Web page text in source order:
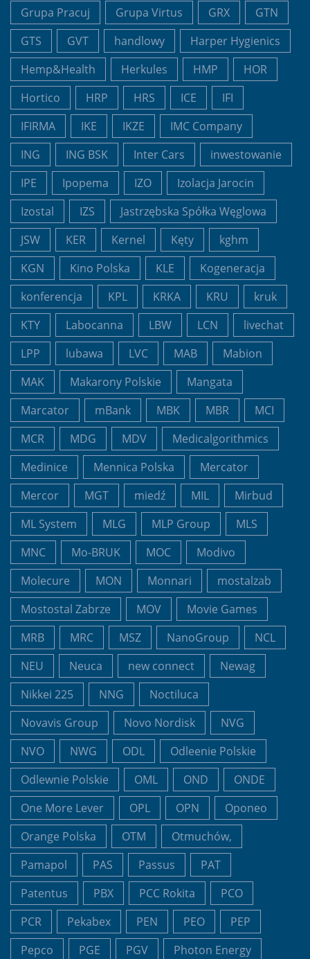
Grupa Pracuj Grupa Virtus GRX
GTN
GTS
GVT handlowy
Harper Hygienics
Hemp&Health
Herkules HMP
HOR
Hortico
HRP HRS ICE
IFI
IFIRMA
IKE IKZE
IMC Company
ING
ING BSK Inter Cars
inwestowanie
IPE
Ipopema IZO
Izolacja Jarocin
Izostal
IZS
Jastrzębska Spółka Węglowa
JSW
KER Kernel Kęty
kghm
KGN
Kino Polska KLE
Kogeneracja
konferencja
KPL KRKA KRU
kruk
KTY
Labocanna LBW LCN
livechat
LPP
lubawa LVC MAB
Mabion
MAK
Makarony Polskie
Mangata
Marcator
mBank MBK MBR
MCI
MCR
MDG MDV
Medicalgorithmics
Medinice
Mennica Polska
Mercator
Mercor
MGT miedź MIL
Mirbud
ML System
MLG MLP Group
MLS
MNC
Mo-BRUK MOC
Modivo
Molecure
MON Monnari
mostalzab
Mostostal Zabrze
MOV
Movie Games
MRB
MRC MSZ NanoGroup
NCL
NEU
Neuca new connect
Newag
Nikkei 225
NNG
Noctiluca
Novavis Group
Novo Nordisk
NVG
NVO
NWG ODL
Odleenie Polskie
Odlewnie Polskie
OML OND
ONDE
One More Lever
OPL OPN
Oponeo
Orange Polska
OTM
Otmuchów,
Pamapol
PAS Passus
PAT
Patentus
PBX PCC Rokita
PCO
PCR
Pekabex PEN PEO
PEP
Pepco
PGE PGV
Photon Energy